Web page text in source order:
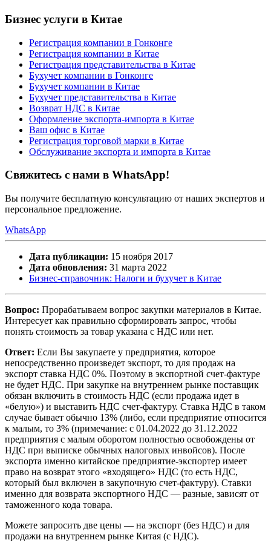
Бизнес услуги в Китае
Регистрация компании в Гонконге
Регистрация компании в Китае
Регистрация представительства в Китае
Бухучет компании в Гонконге
Бухучет компании в Китае
Бухучет представительства в Китае
Возврат НДС в Китае
Оформление экспорта-импорта в Китае
Ваш офис в Китае
Регистрация торговой марки в Китае
Обслуживание экспорта и импорта в Китае
Свяжитесь с нами в WhatsApp!
Вы получите бесплатную консультацию от наших экспертов и
персональное предложение.
WhatsApp
Дата публикации: 15 ноября 2017
Дата обновления: 31 марта 2022
Бизнес-справочник: Налоги и бухучет в Китае
Вопрос: Прорабатываем вопрос закупки материалов в Китае.
Интересует как правильно сформировать запрос, чтобы
понять стоимость за товар указана с НДС или нет.
Ответ: Если Вы закупаете у предприятия, которое
непосредственно произведет экспорт, то для продаж на
экспорт ставка НДС 0%. Поэтому в экспортной счет-фактуре
не будет НДС. При закупке на внутреннем рынке поставщик
обязан включить в стоимость НДС (если продажа идет в
«белую») и выставить НДС счет-фактуру. Ставка НДС в таком
случае бывает обычно 13% (либо, если предприятие относится
к малым, то 3% (примечание: с 01.04.2022 до 31.12.2022
предприятия с малым оборотом полностью освобождены от
НДС при выписке обычных налоговых инвойсов). После
экспорта именно китайское предприятие-экспортер имеет
право на возврат этого «входящего» НДС (то есть НДС,
который был включен в закупочную счет-фактуру). Ставки
именно для возврата экспортного НДС — разные, зависят от
таможенного кода товара.
Можете запросить две цены — на экспорт (без НДС) и для
продажи на внутреннем рынке Китая (с НДС).